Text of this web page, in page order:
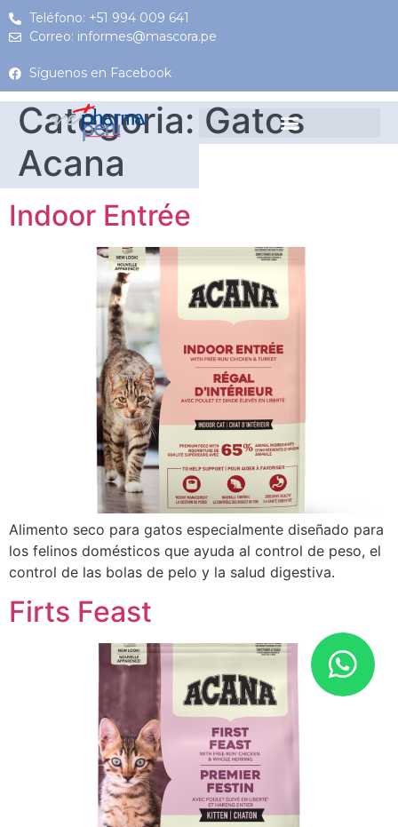
Teléfono: +51 994 009 641
Correo: informes@mascora.pe
Síguenos en Facebook
Categoria: Gatos
Acana
Indoor Entrée
Alimento seco para gatos especialmente diseñado para
los felinos domésticos que ayuda al control de peso, el
control de las bolas de pelo y la salud digestiva.
Firts Feast